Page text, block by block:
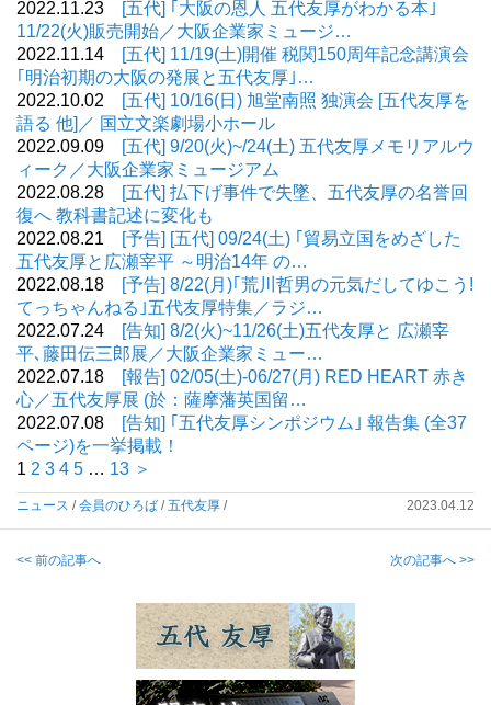
2022.11.23
[五代] ｢大阪の恩人 五代友厚がわかる本｣
11/22(火)販売開始／大阪企業家ミュージ…
2022.11.14
[五代] 11/19(土)開催 税関150周年記念講演会
｢明治初期の大阪の発展と五代友厚｣…
2022.10.02
[五代] 10/16(日) 旭堂南照 独演会 [五代友厚を
語る 他]／ 国立文楽劇場小ホール
2022.09.09
[五代] 9/20(火)~/24(土) 五代友厚メモリアルウ
ィーク／大阪企業家ミュージアム
2022.08.28
[五代] 払下げ事件で失墜、五代友厚の名誉回
復へ 教科書記述に変化も
2022.08.21
[予告] [五代] 09/24(土) ｢貿易立国をめざした
五代友厚と広瀬宰平 ～明治14年 の…
2022.08.18
[予告] 8/22(月)｢荒川哲男の元気だしてゆこう!
てっちゃんねる｣五代友厚特集／ラジ…
2022.07.24
[告知] 8/2(火)~11/26(土)五代友厚と 広瀬宰
平､藤田伝三郎展／大阪企業家ミュー…
2022.07.18
[報告] 02/05(土)-06/27(月) RED HEART 赤き
心／五代友厚展 (於：薩摩藩英国留…
2022.07.08
[告知] ｢五代友厚シンポジウム｣ 報告集 (全37
ページ)を一挙掲載！
1 2 3 4 5 … 13 ＞
ニュース /会員のひろば /五代友厚 / 2023.04.12
<< 前の記事へ 次の記事へ >>